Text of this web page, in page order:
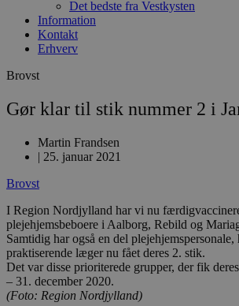
Det bedste fra Vestkysten
Information
Kontakt
Erhverv
Brovst
Gør klar til stik nummer 2 i
Martin Frandsen
| 25. januar 2021
Brovst
I Region Nordjylland har vi nu
plejehjemsbeboere i Aalborg, Rebild og
Samtidig har også en del plejehjemspersonale,
praktiserende læger nu fået deres 2. stik.
Det var disse prioriterede grupper, der fik
– 31. december 2020.
(Foto: Region Nordjylland)